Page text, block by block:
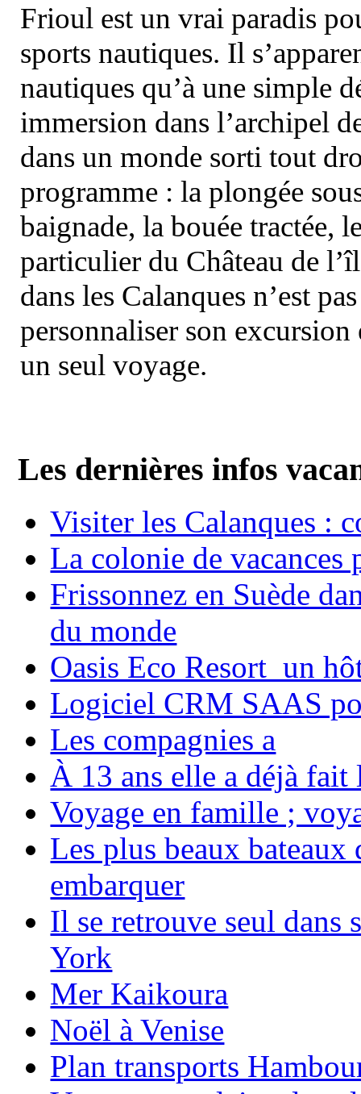
Frioul est un vrai paradis
sports nautiques. Il
nautiques qu’à une simple
immersion dans l’archipel
dans un monde sorti tout
programme : la plongée
baignade, la bouée tractée,
particulier du Château de
dans les Calanques n’est
personnaliser son
un seul voyage.
Les dernières infos
Visiter les Calanques :
La colonie de vacances
Frissonnez en Suède
du monde
Oasis Eco Resort un
Logiciel CRM SAAS
Les compagnies a
À 13 ans elle a déjà
Voyage en famille ;
Les plus beaux bateaux
embarquer
Il se retrouve seul dans
York
Mer Kaikoura
Noël à Venise
Plan transports